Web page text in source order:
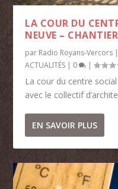
LA COUR DU
NEUVE –
par Radio Royans-Vercors |
ACTUALITÉS | 0 |
La cour du centre
avec le collectif
EN SAVOIR PLUS